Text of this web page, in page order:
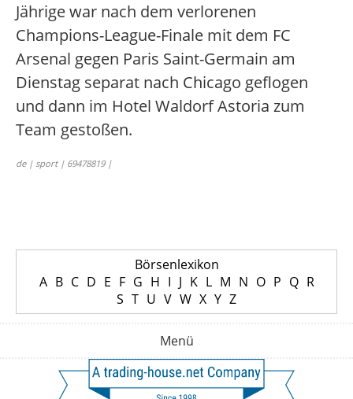
Jährige war nach dem verlorenen
Champions-League-Finale mit dem FC
Arsenal gegen Paris Saint-Germain am
Dienstag separat nach Chicago geflogen
und dann im Hotel Waldorf Astoria zum
Team gestoßen.
de | sport | 69478819 |
Börsenlexikon
A B C D E F G H I J K L M N O P Q R
S T U V W X Y Z
Menü